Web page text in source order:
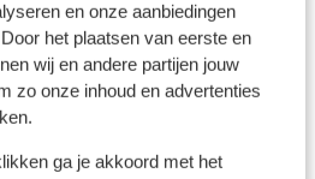
en onze aanbiedingen
het plaatsen van eerste en
wij en andere partijen jouw
zo onze inhoud en advertenties
ga je akkoord met het